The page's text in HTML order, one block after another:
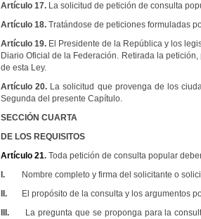
Artículo 17. La solicitud de petición de consulta
Artículo 18. Tratándose de peticiones formuladas
Artículo 19. El Presidente de la República y los
Diario Oficial de la Federación. Retirada la
de esta Ley.
Artículo 20. La solicitud que provenga de los
Segunda del presente Capítulo.
SECCIÓN CUARTA
DE LOS REQUISITOS
Artículo 21. Toda petición de consulta popular
I. Nombre completo y firma del solicitante o
II.
El propósito de la consulta y los argumentos
III.
La pregunta que se proponga para la